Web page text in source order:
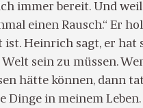
immer bereit. Und
einen Rausch.“ Er
ist. Heinrich sagt, er
Welt sein zu müssen.
hätte können, dann
Dinge in meinem